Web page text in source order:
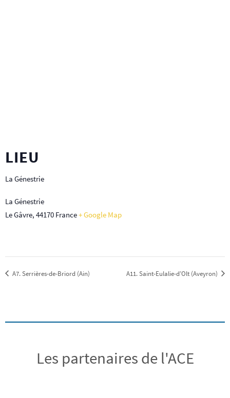
LIEU
La Génestrie
La Génestrie
Le Gâvre, 44170 France+ Google Map
A7. Serrières-de-Briord (Ain) A11. Saint-Eulalie-d’Olt (Aveyron)
Les partenaires de l'ACE